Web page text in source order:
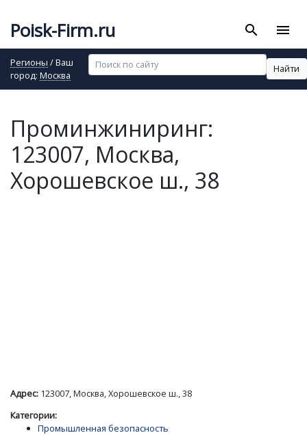
Poisk-Firm.ru search menu
Регионы / Ваш
город: Москва
Найти
Проминжиниринг:
123007, Москва,
Хорошевское ш., 38
Адрес: 123007, Москва, Хорошевское ш., 38
Категории:
Промышленная безопасность